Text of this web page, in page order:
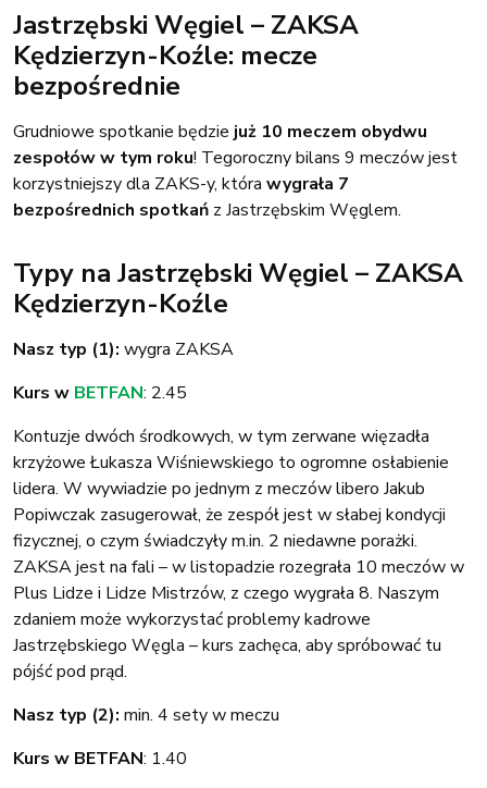
Jastrzębski Węgiel – ZAKSA
Kędzierzyn-Koźle: mecze
bezpośrednie
Grudniowe spotkanie będzie już 10 meczem obydwu
zespołów w tym roku! Tegoroczny bilans 9 meczów jest
korzystniejszy dla ZAKS-y, która wygrała 7
bezpośrednich spotkań z Jastrzębskim Węglem.
Typy na Jastrzębski Węgiel – ZAKSA
Kędzierzyn-Koźle
Nasz typ (1): wygra ZAKSA
Kurs w BETFAN: 2.45
Kontuzje dwóch środkowych, w tym zerwane więzadła
krzyżowe Łukasza Wiśniewskiego to ogromne osłabienie
lidera. W wywiadzie po jednym z meczów libero Jakub
Popiwczak zasugerował, że zespół jest w słabej kondycji
fizycznej, o czym świadczyły m.in. 2 niedawne porażki.
ZAKSA jest na fali – w listopadzie rozegrała 10 meczów w
Plus Lidze i Lidze Mistrzów, z czego wygrała 8. Naszym
zdaniem może wykorzystać problemy kadrowe
Jastrzębskiego Węgla – kurs zachęca, aby spróbować tu
pójść pod prąd.
Nasz typ (2): min. 4 sety w meczu
Kurs w BETFAN: 1.40